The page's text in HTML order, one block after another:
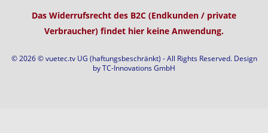
Das Widerrufsrecht des B2C (Endkunden / private
Verbraucher) findet hier keine Anwendung.
© 2026 © vuetec.tv UG (haftungsbeschränkt) - All Rights Reserved. Design
byTC-Innovations GmbH